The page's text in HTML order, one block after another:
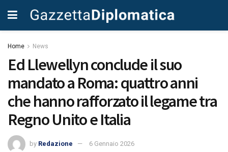
Home News
Ed Llewellyn conclude il suo
mandato a Roma: quattro anni
che hanno rafforzato il legame tra
Regno Unito e Italia
by Redazione 6 Gennaio 2026